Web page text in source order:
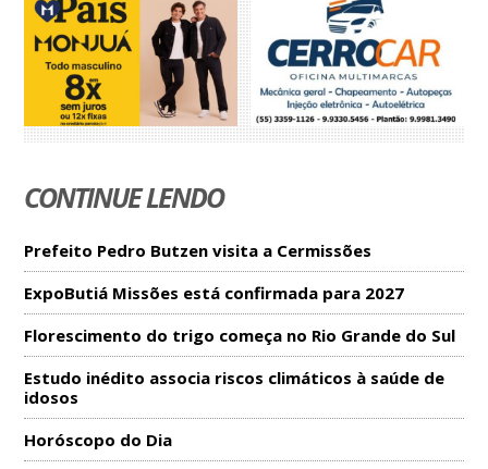
CONTINUE LENDO
Prefeito Pedro Butzen visita a Cermissões
ExpoButiá Missões está confirmada para 2027
Florescimento do trigo começa no Rio Grande do Sul
Estudo inédito associa riscos climáticos à saúde de
idosos
Horóscopo do Dia